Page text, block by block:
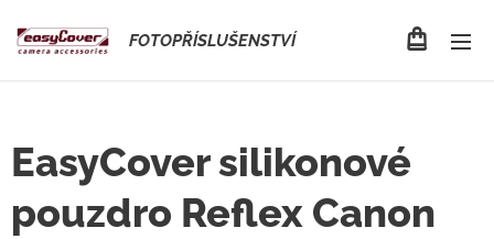
FOTOPŘÍSLUŠENSTVÍ
EasyCover silikonové
pouzdro Reflex Canon